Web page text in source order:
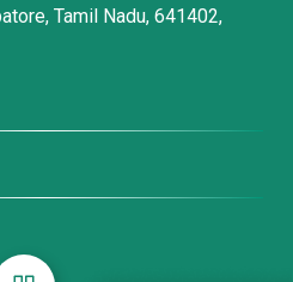
Tamil Nadu, 641402,